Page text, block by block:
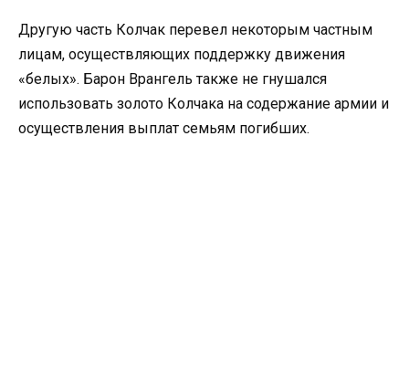
Другую часть Колчак перевел некоторым частным
лицам, осуществляющих поддержку движения
«белых». Барон Врангель также не гнушался
использовать золото Колчака на содержание армии и
осуществления выплат семьям погибших.